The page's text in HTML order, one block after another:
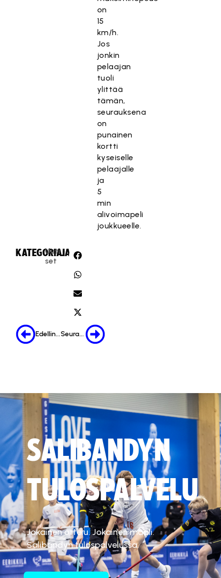
on
15
km/h.
Jos
jonkin
pelaajan
tuoli
ylittää
tämän,
seurauksena
on
punainen
kortti
kyseiselle
pelaajalle
ja
5
min
alivoimapeli
joukkueelle.
KATEGORIA:
Uuti
set
JAA:
Edellinen Seuraava
SALIBANDYN
TULOSPALVELU
Jokainen ottelu. Jokainen maali.
Salibandyn tulospalvelussa.